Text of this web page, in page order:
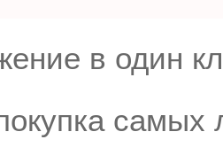
в один